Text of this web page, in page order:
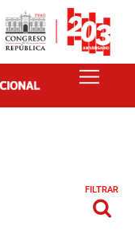
FILTRAR